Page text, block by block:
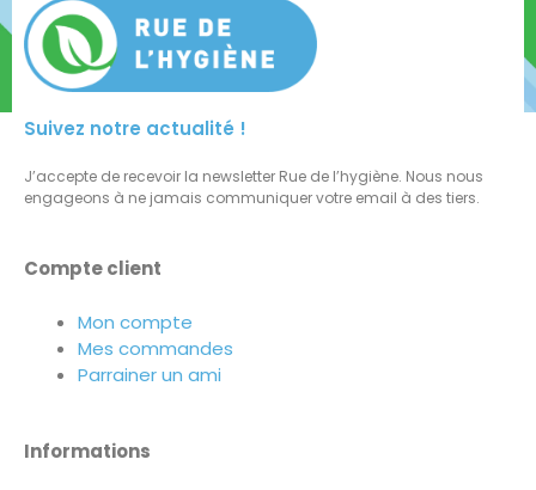
Suivez notre actualité !
J’accepte de recevoir la newsletter Rue de l’hygiène. Nous nous
engageons à ne jamais communiquer votre email à des tiers.
Compte client
Mon compte
Mes commandes
Parrainer un ami
Informations